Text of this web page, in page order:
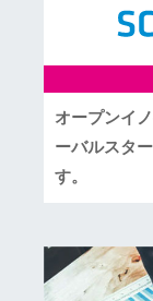
オープンイ
ーバルスタ
す。